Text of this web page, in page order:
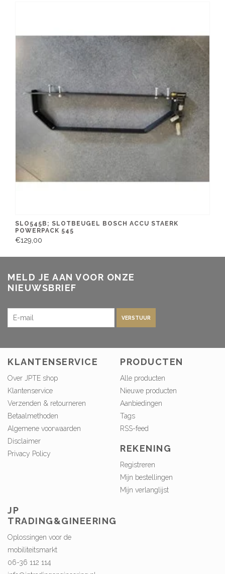
SLO545B; SLOTBEUGEL BOSCH ACCU STAERK
POWERPACK 545
€129,00
MELD JE AAN VOOR ONZE
NIEUWSBRIEF
VERSTUUR
KLANTENSERVICE
Over JPTE shop
Klantenservice
Verzenden & retourneren
Betaalmethoden
Algemene voorwaarden
Disclaimer
Privacy Policy
PRODUCTEN
Alle producten
Nieuwe producten
Aanbiedingen
Tags
RSS-feed
REKENING
Registreren
Mijn bestellingen
Mijn verlanglijst
JP
TRADING&GINEERING
Oplossingen voor de
mobiliteitsmarkt
06-36 112 114